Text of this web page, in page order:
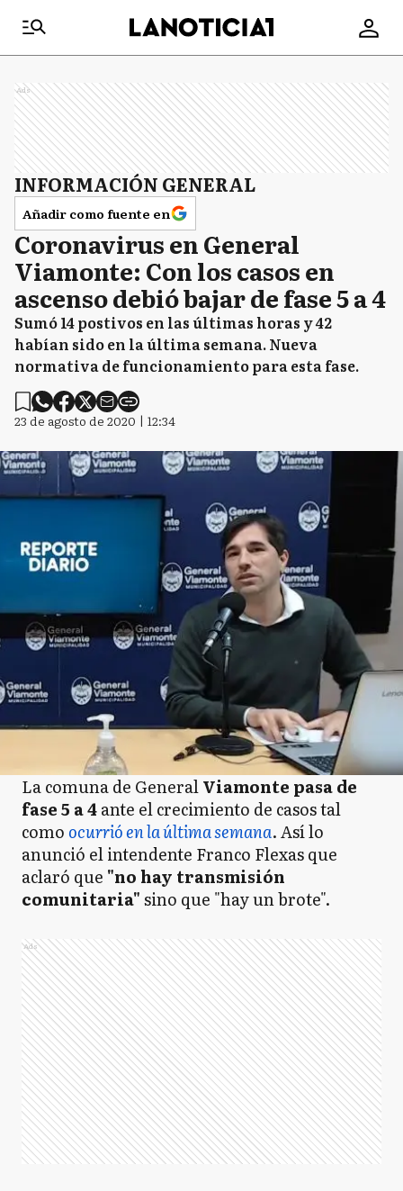
Ads
INFORMACIÓN GENERAL
Añadir como fuente en
Coronavirus en General
Viamonte: Con los casos en
ascenso debió bajar de fase 5 a 4
Sumó 14 postivos en las últimas horas y 42
habían sido en la última semana. Nueva
normativa de funcionamiento para esta fase.
23 de agosto de 2020 | 12:34
La comuna de GeneralViamonte pasa de
fase 5 a 4ante el crecimiento de casos tal
comoocurrió en la última semana. Así lo
anunció el intendente Franco Flexas que
aclaró que "no hay transmisión
comunitaria"sino que "hay un brote".
Ads